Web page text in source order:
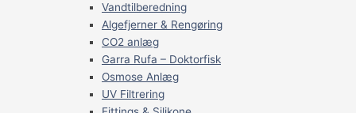
Vandtilberedning
Algefjerner & Rengøring
CO2 anlæg
Garra Rufa – Doktorfisk
Osmose Anlæg
UV Filtrering